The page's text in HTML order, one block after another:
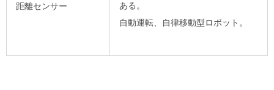
距離センサー
ある。
自動運転、自律移動型ロボット。